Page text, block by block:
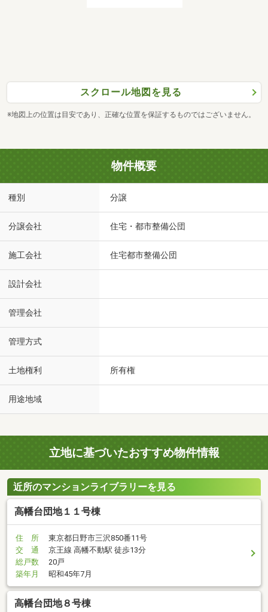
スクロール地図を見る
※地図上の位置は目安であり、正確な位置を保証するものではございません。
物件概要
種別 分譲
分譲会社 住宅・都市整備公団
施工会社 住宅都市整備公団
設計会社
管理会社
管理方式
土地権利 所有権
用途地域
立地に基づいたおすすめ物件情報
近所のマンションライブラリーを見る
高幡台団地１１号棟
住 所
東京都日野市三沢850番11号
交 通
京王線 高幡不動駅 徒歩13分
総戸数
20戸
築年月
昭和45年7月
高幡台団地８号棟